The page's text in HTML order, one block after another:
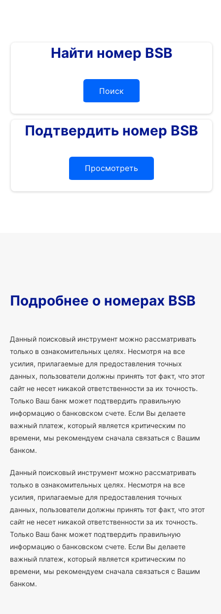
Найти номер BSB
Поиск
Подтвердить номер BSB
Просмотреть
Подробнее о номерах BSB
Данный поисковый инструмент можно рассматривать
только в ознакомительных целях. Несмотря на все
усилия, прилагаемые для предоставления точных
данных, пользователи должны принять тот факт, что этот
сайт не несет никакой ответственности за их точность.
Только Ваш банк может подтвердить правильную
информацию о банковском счете. Если Вы делаете
важный платеж, который является критическим по
времени, мы рекомендуем сначала связаться с Вашим
банком.
Данный поисковый инструмент можно рассматривать
только в ознакомительных целях. Несмотря на все
усилия, прилагаемые для предоставления точных
данных, пользователи должны принять тот факт, что этот
сайт не несет никакой ответственности за их точность.
Только Ваш банк может подтвердить правильную
информацию о банковском счете. Если Вы делаете
важный платеж, который является критическим по
времени, мы рекомендуем сначала связаться с Вашим
банком.